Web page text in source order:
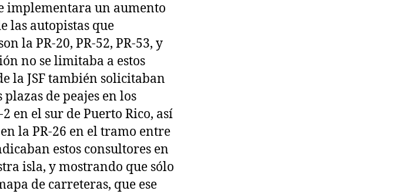
implementara un aumento
las autopistas que
la PR-20, PR-52, PR-53, y
no se limitaba a estos
la JSF también solicitaban
de peajes en los
en el sur de Puerto Rico, así
la PR-26 en el tramo entre
estos consultores en
isla, y mostrando que sólo
de carreteras, que ese